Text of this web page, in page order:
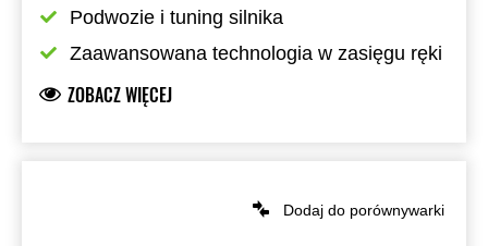
Podwozie i tuning silnika
Zaawansowana technologia w zasięgu ręki
ZOBACZ WIĘCEJ
Dodaj do porównywarki